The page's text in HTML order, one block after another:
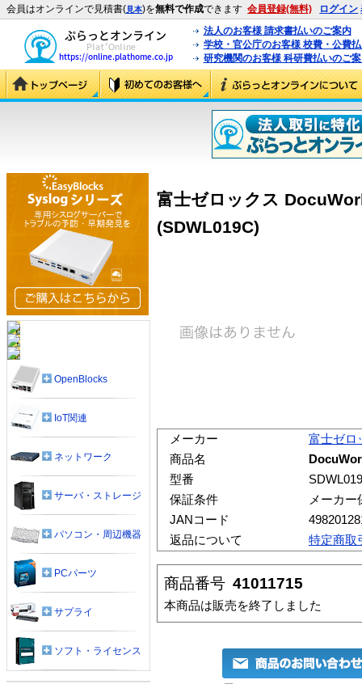
会員はオンラインで見積書(見本)を無料で作成できます 会員登録(無料) ログイン
法人のお客様 請求書払いのご案内
学校・官公庁のお客様 校費・公費
研究機関のお客様 科研費払いのご
富士ゼロックス
(SDWL019C)
メーカー
富士ゼロ
商品名
型番
保証条件
メーカー
JANコード
返品について
特定商取
商品番号 41011715
本商品は販売を終了しました
OpenBlocks
IoT関連
ネットワーク
サーバ・ストレージ
パソコン・周辺機器
PCパーツ
サプライ
ソフト・ライセンス